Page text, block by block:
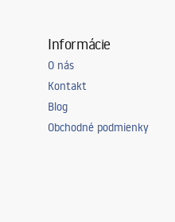
Informácie
O nás
Kontakt
Blog
Obchodné podmienky